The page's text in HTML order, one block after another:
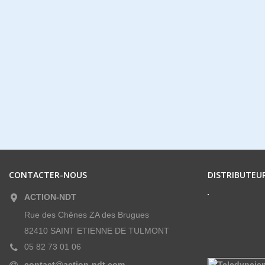
CONTACTER-NOUS
ACTION-NDT
Rue des Chênes ZA des Brugues
82410 SAINT ETIENNE DE TULMONT
05 82 73 01 06